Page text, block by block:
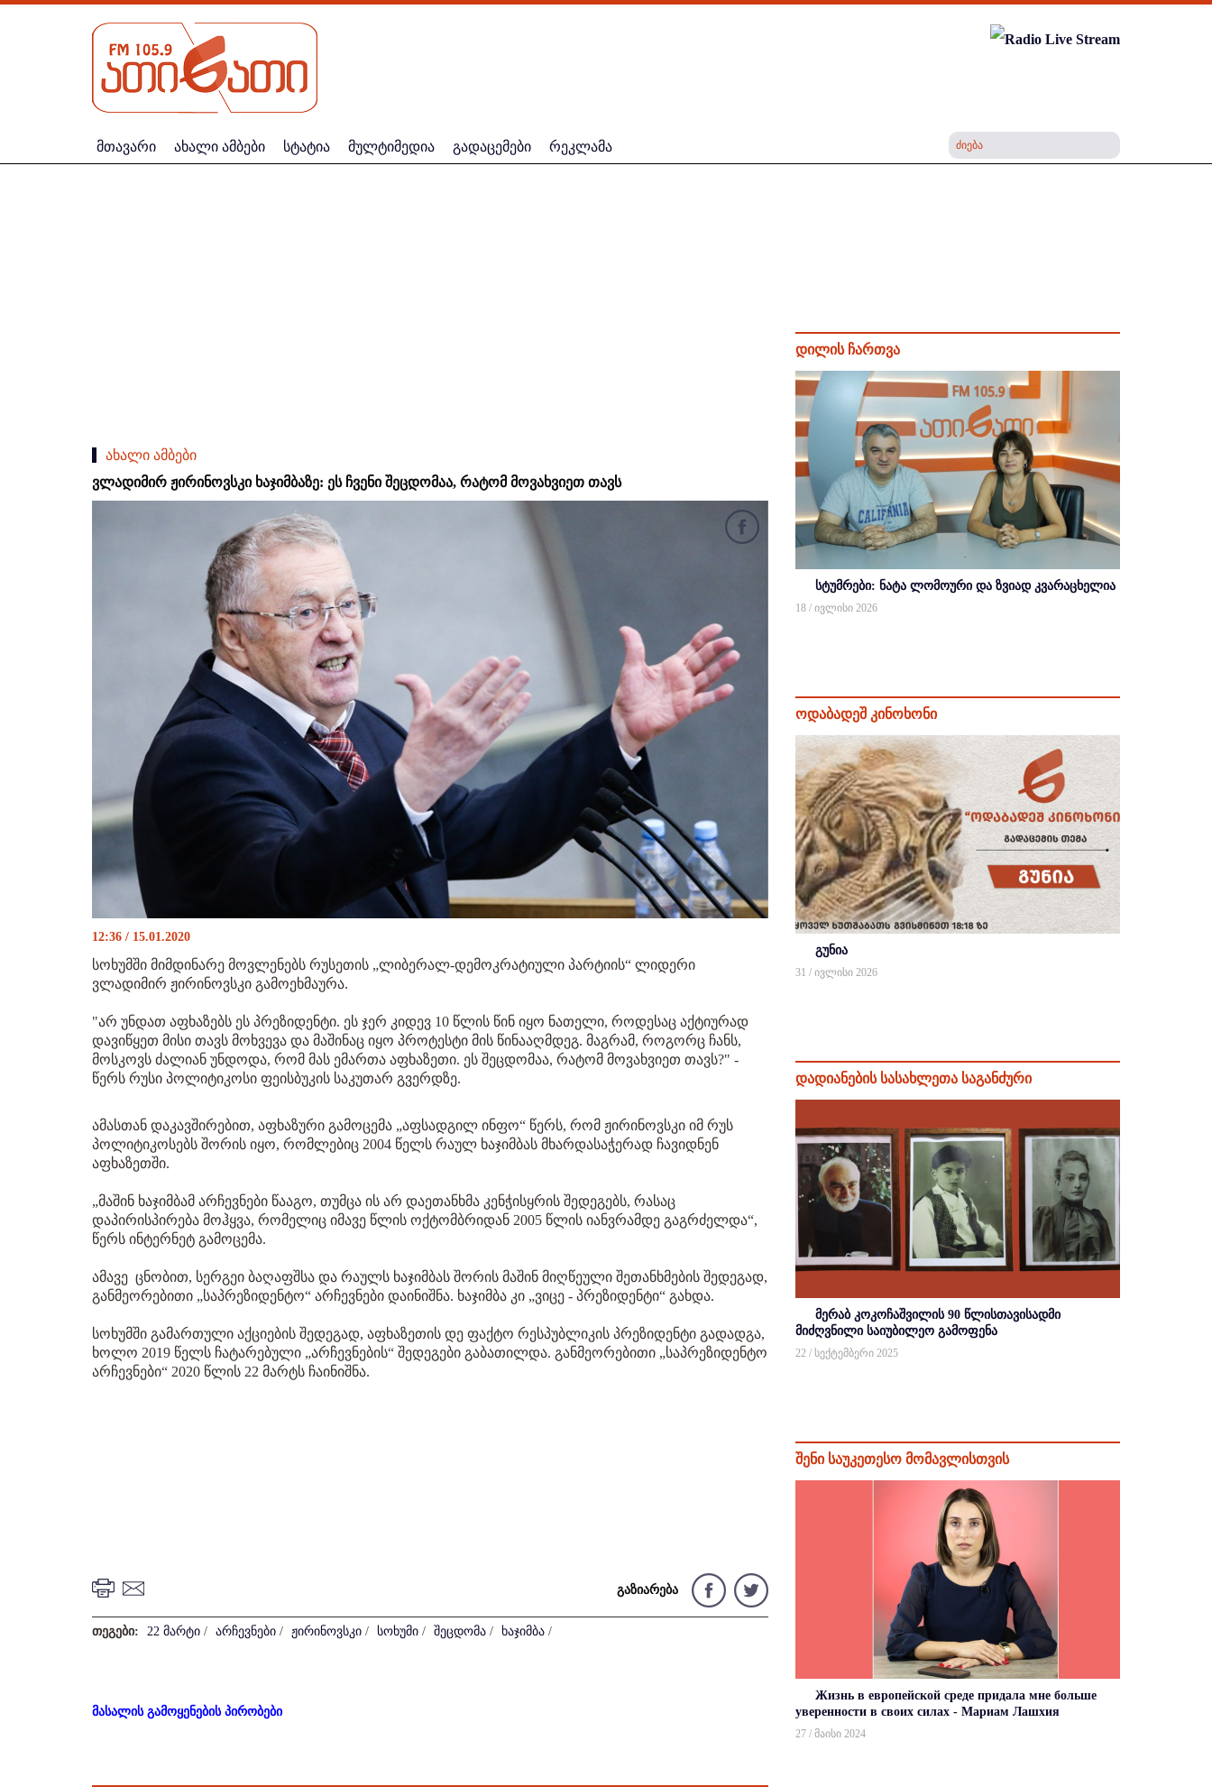
მთავარი ახალი ამბები სტატია მულტიმედია გადაცემები რეკლამა
ახალი ამბები
ვლადიმირ ჟირინოვსკი ხაჯიმბაზე: ეს ჩვენი შეცდომაა, რატომ მოვახვიეთ თავს
12:36 / 15.01.2020
სოხუმში მიმდინარე მოვლენებს რუსეთის „ლიბერალ-დემოკრატიული პარტიის“ ლიდერი
ვლადიმირ ჟირინოვსკი გამოეხმაურა.
"არ უნდათ აფხაზებს ეს პრეზიდენტი. ეს ჯერ კიდევ 10 წლის წინ იყო ნათელი, როდესაც აქტიურად
დავიწყეთ მისი თავს მოხვევა და მაშინაც იყო პროტესტი მის წინააღმდეგ. მაგრამ, როგორც ჩანს,
მოსკოვს ძალიან უნდოდა, რომ მას ემართა აფხაზეთი. ეს შეცდომაა, რატომ მოვახვიეთ თავს?" -
წერს რუსი პოლიტიკოსი ფეისბუკის საკუთარ გვერდზე.
ამასთან დაკავშირებით, აფხაზური გამოცემა „აფსადგილ ინფო“ წერს, რომ ჟირინოვსკი იმ რუს
პოლიტიკოსებს შორის იყო, რომლებიც 2004 წელს რაულ ხაჯიმბას მხარდასაჭერად ჩავიდნენ
აფხაზეთში.
„მაშინ ხაჯიმბამ არჩევნები წააგო, თუმცა ის არ დაეთანხმა კენჭისყრის შედეგებს, რასაც
დაპირისპირება მოჰყვა, რომელიც იმავე წლის ოქტომბრიდან 2005 წლის იანვრამდე გაგრძელდა“,
წერს ინტერნეტ გამოცემა.
ამავე ცნობით, სერგეი ბაღაფშსა და რაულს ხაჯიმბას შორის მაშინ მიღწეული შეთანხმების შედეგად,
განმეორებითი „საპრეზიდენტო“ არჩევნები დაინიშნა. ხაჯიმბა კი „ვიცე - პრეზიდენტი“ გახდა.
სოხუმში გამართული აქციების შედეგად, აფხაზეთის დე ფაქტო რესპუბლიკის პრეზიდენტი გადადგა,
ხოლო 2019 წელს ჩატარებული „არჩევნების“ შედეგები გაბათილდა. განმეორებითი „საპრეზიდენტო
არჩევნები“ 2020 წლის 22 მარტს ჩაინიშნა.
გაზიარება
თეგები: 22 მარტი / არჩევნები / ჟირინოვსკი / სოხუმი / შეცდომა / ხაჯიმბა /
მასალის გამოყენების პირობები
დილის ჩართვა
სტუმრები: ნატა ლომოური და ზვიად კვარაცხელია
18 / ივლისი 2026
ოდაბადეშ კინოხონი
გუნია
31 / ივლისი 2026
დადიანების სასახლეთა საგანძური
მერაბ კოკოჩაშვილის 90 წლისთავისადმი
მიძღვნილი საიუბილეო გამოფენა
22 / სექტემბერი 2025
შენი საუკეთესო მომავლისთვის
Жизнь в европейской среде придала мне больше
уверенности в своих силах - Мариам Лашхия
27 / მაისი 2024